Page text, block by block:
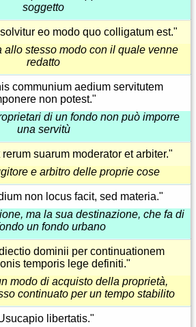
soggetto
eo modo quo colligatum est."
allo stesso modo con il quale venne
redatto
communium aedium servitutem
non potest."
di un fondo non può imporre
una servitù
suarum moderator et arbiter."
e arbitro delle proprie cose
non locus facit, sed materia."
ma la sua destinazione, che fa di
un fondo urbano
dominii per continuationem
temporis lege definiti."
modo di acquisto della proprietà,
continuato per un tempo stabilito
libertatis."